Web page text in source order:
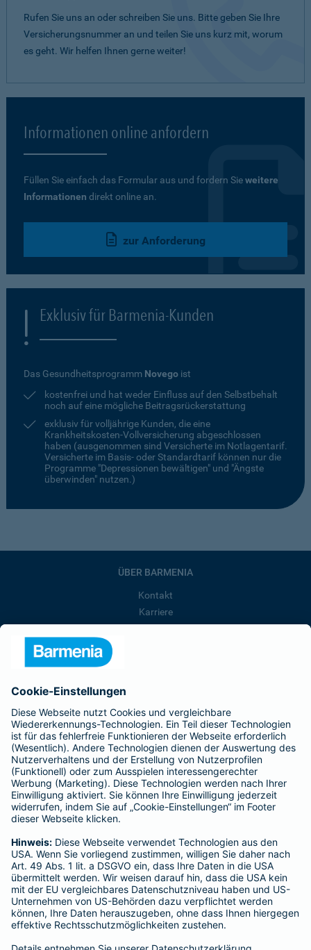
Rufen Sie uns an oder schreiben Sie uns. Bitte geben Sie Ihre
Versicherungsnummer an und teilen Sie uns kurz mit, worum
es geht. Wir helfen Ihnen gerne weiter!
Informationen online anfordern
Füllen Sie einfach das Formular aus und fordern Sieweitere
Informationen direkt online an.
zur Anforderung
Exklusiv für Barmenia-Kunden
Das Gesundheitsprogramm Novego ist
kostenfrei und hat weder Einfluss auf den Selbstbehalt
noch auf eine mögliche Beitragsrückerstattung
exklusiv für volljährige Kunden, die eine
Krankheitskosten-Vollversicherung abgeschlossen
haben (ausgenommen sind Versicherte im Notlagentarif.
Versicherte im Basis- oder Standardtarif können nur die
Programme "Depressionen bewältigen" und "Ängste
überwinden" nutzen.)
ÜBER BARMENIA
Kontakt
Karriere
Barmenia ist Teil der BarmeniaGothaer
BELIEBTE SEITEN
Kranken-Zusatzversicherung
Tierversicherungen
Haftpflichtversicherung
Hausratversicherung
Adresse ändern
Schaden melden
Kilometerstandsmeldung
Serviceübersicht